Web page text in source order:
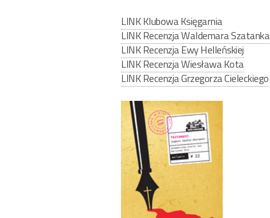
LINK Klubowa Księgarnia
LINK Recenzja Waldemara Szatanka
LINK Recenzja Ewy Helleńskiej
LINK Recenzja Wiesława Kota
LINK Recenzja Grzegorza Cieleckiego